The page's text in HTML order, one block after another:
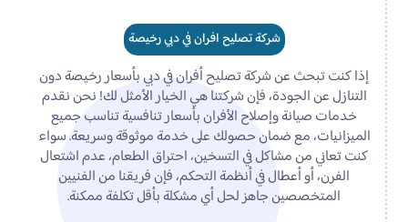
شركة تصليح افران في دبي رخيصة
إذا كنت تبحث عن شركة تصليح أفران في دبي بأسعار رخيصة دون
التنازل عن الجودة، فإن شركتنا هي الخيار الأمثل لك! نحن نقدم
خدمات صيانة وإصلاح الأفران بأسعار تنافسية تناسب جميع
الميزانيات، مع ضمان حصولك على خدمة موثوقة وسريعة. سواء
كنت تعاني من مشاكل في التسخين، احتراق الطعام، عدم اشتعال
الفرن، أو أعطال في أنظمة التحكم، فإن فريقنا من الفنيين
المتخصصين جاهز لحل أي مشكلة بأقل تكلفة ممكنة.